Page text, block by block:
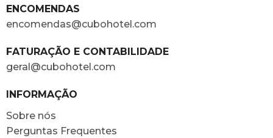
ENCOMENDAS
encomendas@cubohotel.com
FATURAÇÃO E CONTABILIDADE
geral@cubohotel.com
INFORMAÇÃO
Sobre nós
Perguntas Frequentes